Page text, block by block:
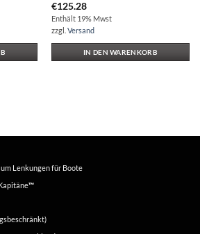
€125.28
Enthält 19% Mwst
zzgl. Versand
IN DEN WARENKORB
Lenkungen für Boote
™